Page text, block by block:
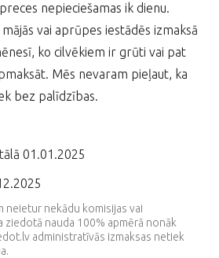
nepieciešamas ik dienu.
vai aprūpes iestādēs izmaksā
ko cilvēkiem ir grūti vai pat
Mēs nevaram pieļaut, ka
bez palīdzības.
01.01.2025
neietur nekādu komisijas vai
ziedotā nauda 100% apmērā nonāk
administratīvās izmaksas netiek